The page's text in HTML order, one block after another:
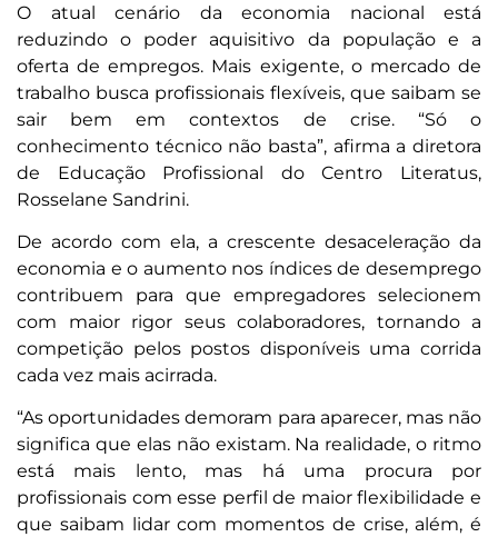
O atual cenário da economia nacional está
reduzindo o poder aquisitivo da população e a
oferta de empregos. Mais exigente, o mercado de
trabalho busca profissionais flexíveis, que saibam se
sair bem em contextos de crise. “Só o
conhecimento técnico não basta”, afirma a diretora
de Educação Profissional do Centro Literatus,
Rosselane Sandrini.
De acordo com ela, a crescente desaceleração da
economia e o aumento nos índices de desemprego
contribuem para que empregadores selecionem
com maior rigor seus colaboradores, tornando a
competição pelos postos disponíveis uma corrida
cada vez mais acirrada.
“As oportunidades demoram para aparecer, mas não
significa que elas não existam. Na realidade, o ritmo
está mais lento, mas há uma procura por
profissionais com esse perfil de maior flexibilidade e
que saibam lidar com momentos de crise, além, é